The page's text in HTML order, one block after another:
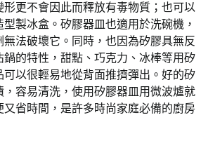
形更不會因此而釋放有毒物質；也可以
製冰盒。矽膠器皿也適用於洗碗機，
法破壞它。同時，也因為矽膠具無反
鍋的特性，甜點、巧克力、冰棒等用矽
可以很輕易地從背面推擠彈出。好的矽
，容易清洗，使用矽膠器皿用微波爐就
省時間，是許多時尚家庭必備的廚房